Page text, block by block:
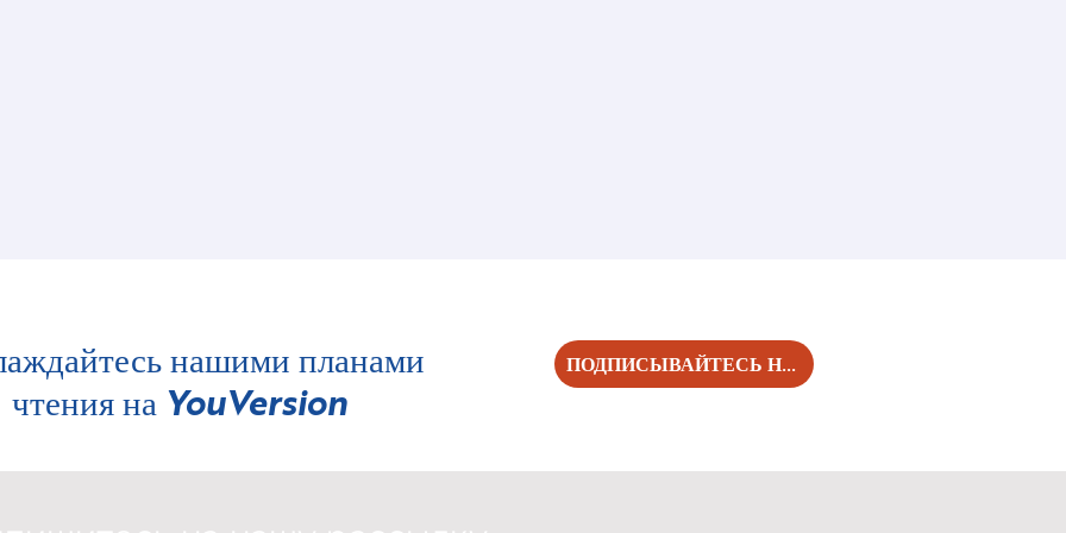
нашими планами
чтения наYouVersion
ПОДПИСЫВАЙТЕСЬ НА НАС!